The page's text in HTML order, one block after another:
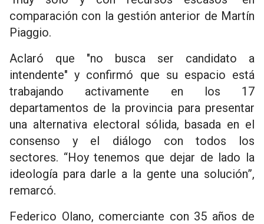
comparación con la gestión anterior de Martín
Piaggio.
Aclaró que "no busca ser candidato a
intendente" y confirmó que su espacio está
trabajando activamente en los 17
departamentos de la provincia para presentar
una alternativa electoral sólida, basada en el
consenso y el diálogo con todos los
sectores. “Hoy tenemos que dejar de lado la
ideología para darle a la gente una solución”,
remarcó.
Federico Olano, comerciante con 35 años de